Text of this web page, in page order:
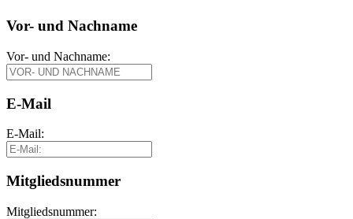
Vor- und Nachname
Vor- und Nachname:
E-Mail
E-Mail:
Mitgliedsnummer
Mitgliedsnummer: